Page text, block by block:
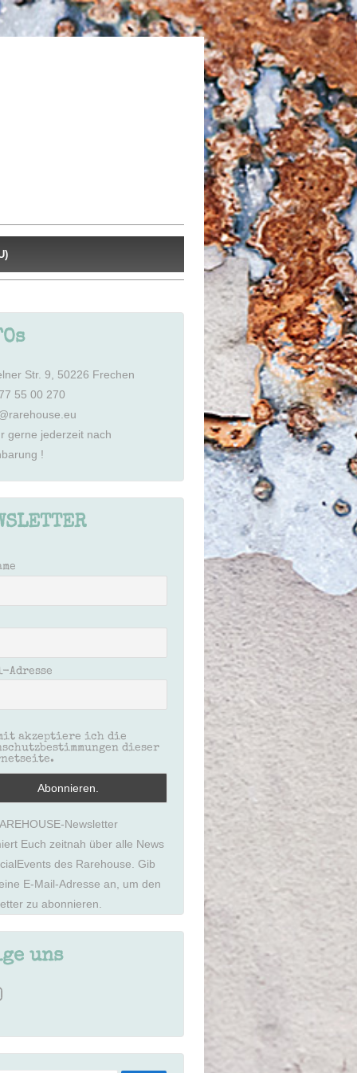
Str. 9, 50226 Frechen
55 00 270
gerne jederzeit nach
!
Adresse
akzeptiere ich die
dieser
Newsletter
Euch zeitnah über alle News
des Rarehouse. Gib
E-Mail-Adresse an, um den
zu abonnieren.
uns